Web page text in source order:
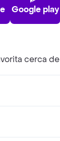
Google play
cerca